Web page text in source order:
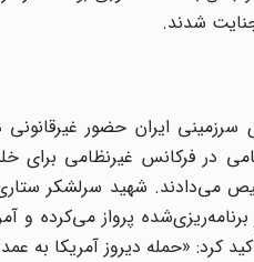
ایران حضور
در فرکانس غیرنظامی برای
ایرباس و جنگنده اف-۱۴ را تشخیص
پرواز می‌کرده و
کرد: «حمله دیروز آمریکا به